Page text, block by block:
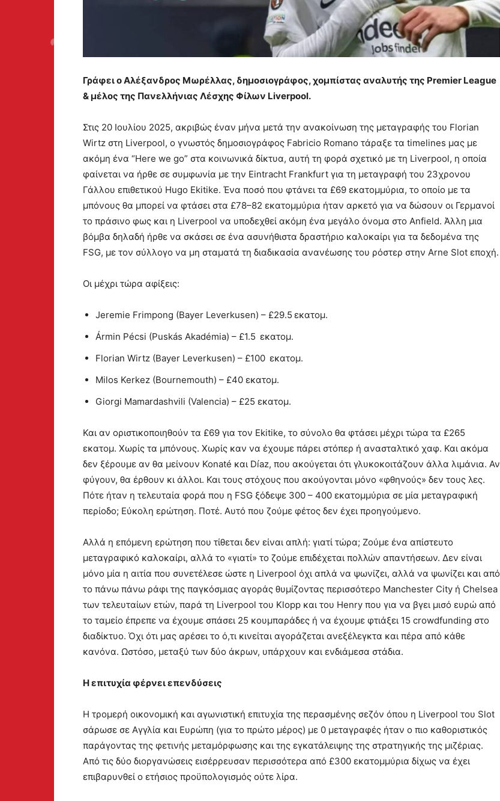
Γράφει ο Αλέξανδρος Μωρέλλας, δημοσιογράφος, χομπίστας αναλυτής της Premier League
& μέλος της Πανελλήνιας Λέσχης Φίλων Liverpool.
Στις 20 Ιουλίου 2025, ακριβώς έναν μήνα μετά την ανακοίνωση της μεταγραφής του Florian
Wirtz στη Liverpool, ο γνωστός δημοσιογράφος Fabricio Romano τάραξε τα timelines μας με
ακόμη ένα “Here we go” στα κοινωνικά δίκτυα, αυτή τη φορά σχετικό με τη Liverpool, η οποία
φαίνεται να ήρθε σε συμφωνία με την Eintracht Frankfurt για τη μεταγραφή του 23χρονου
Γάλλου επιθετικού Hugo Ekitike. Ένα ποσό που φτάνει τα £69 εκατομμύρια, το οποίο με τα
μπόνους θα μπορεί να φτάσει στα £78–82 εκατομμύρια ήταν αρκετό για να δώσουν οι Γερμανοί
το πράσινο φως και η Liverpool να υποδεχθεί ακόμη ένα μεγάλο όνομα στο Anfield. Άλλη μια
βόμβα δηλαδή ήρθε να σκάσει σε ένα ασυνήθιστα δραστήριο καλοκαίρι για τα δεδομένα της
FSG, με τον σύλλογο να μη σταματά τη διαδικασία ανανέωσης του ρόστερ στην Arne Slot εποχή.
Οι μέχρι τώρα αφίξεις:
Jeremie Frimpong (Bayer Leverkusen) – £29.5 εκατομ.
Ármin Pécsi (Puskás Akadémia) – £1.5 εκατομ.
Florian Wirtz (Bayer Leverkusen) – £100 εκατομ.
Milos Kerkez (Bournemouth) – £40 εκατομ.
Giorgi Mamardashvili (Valencia) – £25 εκατομ.
Και αν οριστικοποιηθούν τα £69 για τον Ekitike, το σύνολο θα φτάσει μέχρι τώρα τα £265
εκατομ. Χωρίς τα μπόνους. Χωρίς καν να έχουμε πάρει στόπερ ή ανασταλτικό χαφ. Και ακόμα
δεν ξέρουμε αν θα μείνουν Konaté και Díaz, που ακούγεται ότι γλυκοκοιτάζουν άλλα λιμάνια. Αν
φύγουν, θα έρθουν κι άλλοι. Και τους στόχους που ακούγονται μόνο «φθηνούς» δεν τους λες.
Πότε ήταν η τελευταία φορά που η FSG ξόδεψε 300 – 400 εκατομμύρια σε μία μεταγραφική
περίοδο; Εύκολη ερώτηση. Ποτέ. Αυτό που ζούμε φέτος δεν έχει προηγούμενο.
Αλλά η επόμενη ερώτηση που τίθεται δεν είναι απλή: γιατί τώρα; Ζούμε ένα απίστευτο
μεταγραφικό καλοκαίρι, αλλά το «γιατί» το ζούμε επιδέχεται πολλών απαντήσεων. Δεν είναι
μόνο μία η αιτία που συνετέλεσε ώστε η Liverpool όχι απλά να ψωνίζει, αλλά να ψωνίζει και από
το πάνω πάνω ράφι της παγκόσμιας αγοράς θυμίζοντας περισσότερο Manchester City ή Chelsea
των τελευταίων ετών, παρά τη Liverpool του Klopp και του Henry που για να βγει μισό ευρώ από
το ταμείο έπρεπε να έχουμε σπάσει 25 κουμπαράδες ή να έχουμε φτιάξει 15 crowdfunding στο
διαδίκτυο. Όχι ότι μας αρέσει το ό,τι κινείται αγοράζεται ανεξέλεγκτα και πέρα από κάθε
κανόνα. Ωστόσο, μεταξύ των δύο άκρων, υπάρχουν και ενδιάμεσα στάδια.
Η επιτυχία φέρνει επενδύσεις
Η τρομερή οικονομική και αγωνιστική επιτυχία της περασμένης σεζόν όπου η Liverpool του Slot
σάρωσε σε Αγγλία και Ευρώπη (για το πρώτο μέρος) με 0 μεταγραφές ήταν ο πιο καθοριστικός
παράγοντας της φετινής μεταμόρφωσης και της εγκατάλειψης της στρατηγικής της μιζέριας.
Από τις δύο διοργανώσεις εισέρρευσαν περισσότερα από £300 εκατομμύρια δίχως να έχει
επιβαρυνθεί ο ετήσιος προϋπολογισμός ούτε λίρα.